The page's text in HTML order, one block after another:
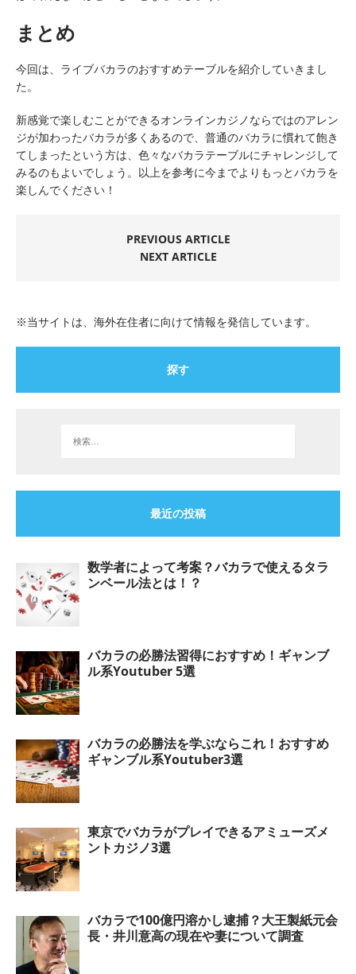
まとめ
今回は、ライブバカラのおすすめテーブルを紹介していきまし
た。
新感覚で楽しむことができるオンラインカジノならではのアレン
ジが加わったバカラが多くあるので、普通のバカラに慣れて飽き
てしまったという方は、色々なバカラテーブルにチャレンジして
みるのもよいでしょう。以上を参考に今までよりもっとバカラを
楽しんでください！
PREVIOUS ARTICLE
NEXT ARTICLE
※当サイトは、海外在住者に向けて情報を発信しています。
探す
最近の投稿
数学者によって考案？バカラで使えるタラ
ンベール法とは！？
バカラの必勝法習得におすすめ！ギャンブ
ル系Youtuber 5選
バカラの必勝法を学ぶならこれ！おすすめ
ギャンブル系Youtuber3選
東京でバカラがプレイできるアミューズメ
ントカジノ3選
バカラで100億円溶かし逮捕？大王製紙元会
長・井川意高の現在や妻について調査